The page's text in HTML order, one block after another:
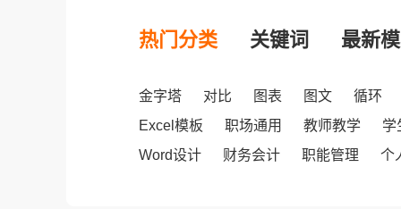
热门分类 关键词 最新
金字塔 对比 图表 图文
循环
Excel模板
职场通用 教师教学
学
Word设计
财务会计 职能管理 个